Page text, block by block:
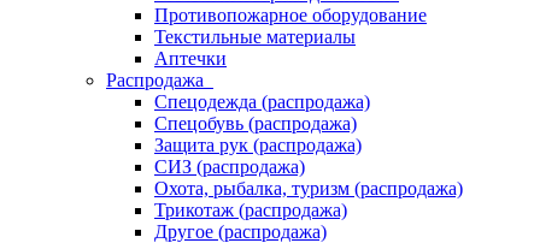
Противопожарное оборудование
Текстильные материалы
Аптечки
Распродажа
Спецодежда (распродажа)
Спецобувь (распродажа)
Защита рук (распродажа)
СИЗ (распродажа)
Охота, рыбалка, туризм (распродажа)
Трикотаж (распродажа)
Другое (распродажа)